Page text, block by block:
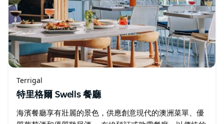
Terrigal
特里格爾 Swells 餐廳
海濱餐廳享有壯麗的景色，供應創意現代的澳洲菜單、優